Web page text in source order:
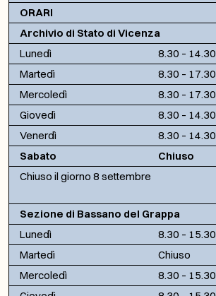
ORARI
Archivio di Stato di Vicenza
Lunedì
8.30 – 14.30
Martedì
8.30 – 17.30
Mercoledì
8.30 – 17.30
Giovedì
8.30 – 14.30
Venerdì
8.30 – 14.30
Sabato
Chiuso
Chiuso il giorno 8 settembre
Sezione di Bassano del Grappa
Lunedì
8.30 – 15.30
Martedì
Chiuso
Mercoledì
8.30 – 15.30